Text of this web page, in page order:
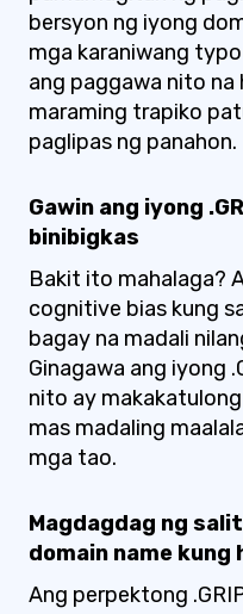
bersyon ng iyong
mga karaniwang
ang paggawa nito na
maraming trapiko
paglipas ng panahon.
Gawin ang iyong
binibigkas
Bakit ito mahalaga?
cognitive bias kung
bagay na madali
Ginagawa ang iyong
nito ay
mas madaling
mga tao.
Magdagdag ng
domain name
Ang perpektong